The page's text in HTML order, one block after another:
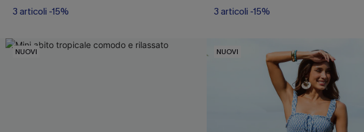
3 articoli -15% 3 articoli -15%
NUOVI NUOVI